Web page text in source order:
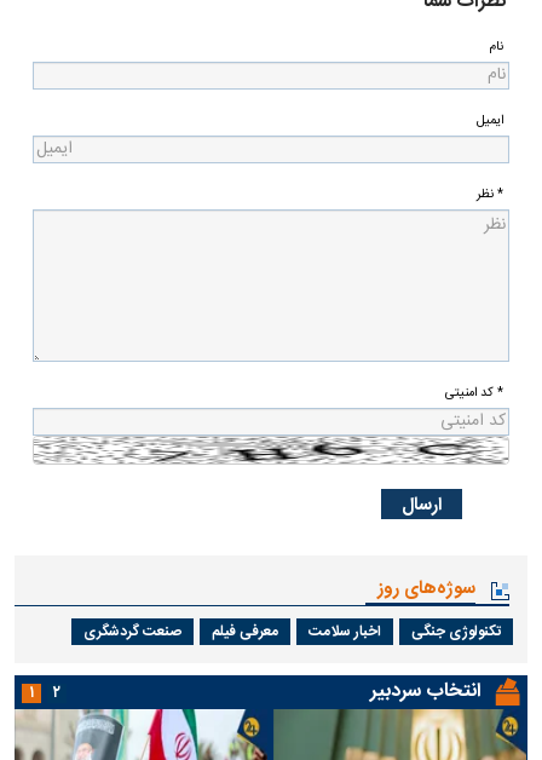
نام
ایمیل
* نظر
* کد امنیتی
سوژه‌های روز
تکنولوژی جنگی اخبار سلامت معرفی فیلم صنعت گردشگری
انتخاب سردبیر ۱ ۲